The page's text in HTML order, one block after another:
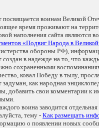
посвящается воинам Великой
время проживают на
наполнения сайта являются
«Подвиг Народа в
обороны РФ),
создан в надежде на то, что
сохраненными
ковал Победу в тылу,
задуман, как народная
добавить свои комментарии к
воина заводится
тему - Как размещать
о появлении новых